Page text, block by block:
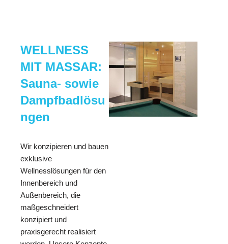
WELLNESS
MIT MASSAR:
Sauna- sowie
Dampfbadlösu
ngen
Wir konzipieren und bauen
exklusive
Wellnesslösungen für den
Innenbereich und
Außenbereich, die
maßgeschneidert
konzipiert und
praxisgerecht realisiert